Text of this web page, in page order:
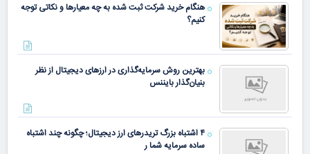
هنگام خرید شرکت ثبت شده به چه معیارها و نکاتی توجه
کنیم؟
بهترین روش سرمایه‌گذاری در ارزهای دیجیتال از نظر
بنیان‌گذار بایننس
۴ اشتباه بزرگ تریدرهای ارز دیجیتال؛ چگونه چند اشتباه
ساده سرمایه شما ر